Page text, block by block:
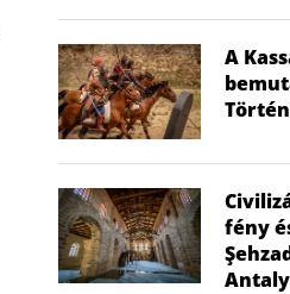
A
fény